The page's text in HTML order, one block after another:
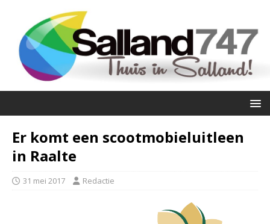
Er komt een scootmobieluitleen
in Raalte
31 mei 2017 Redactie